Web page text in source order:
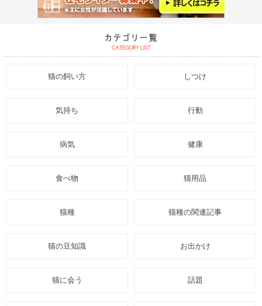
猫の飼い方 しつけ
気持ち 行動
病気 健康
食べ物 猫用品
猫種 猫種の関連記事
猫の豆知識 お出かけ
猫に会う 話題